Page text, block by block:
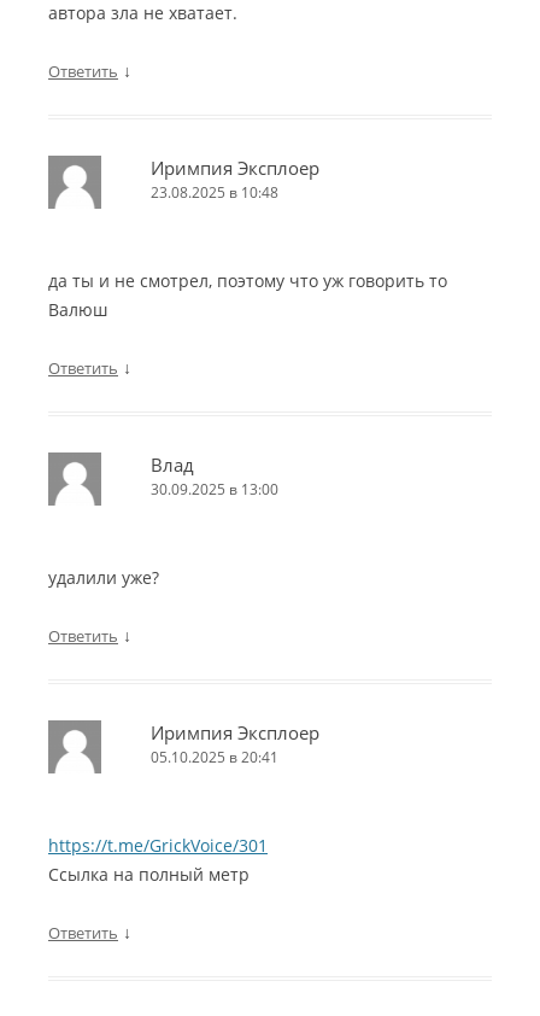
автора зла не хватает.
Ответить ↓
Иримпия Эксплоер
23.08.2025 в 10:48
да ты и не смотрел, поэтому что уж говорить то
Валюш
Ответить ↓
Влад
30.09.2025 в 13:00
удалили уже?
Ответить ↓
Иримпия Эксплоер
05.10.2025 в 20:41
https://t.me/GrickVoice/301
Ссылка на полный метр
Ответить ↓